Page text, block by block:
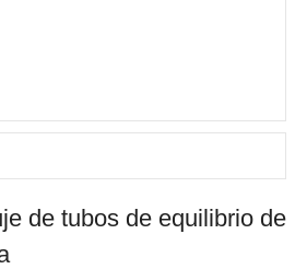
de tubos de equilibrio de